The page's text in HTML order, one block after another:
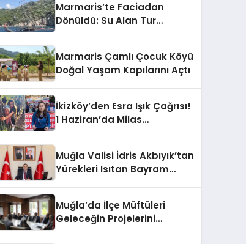
Marmaris’te Faciadan
Dönüldü: Su Alan Tur
Marmaris Çamlı Çocuk Köyü
Doğal Yaşam Kapılarını Açtı
İkizköy’den Esra Işık Çağrısı!
1 Haziran’da Milas
Muğla Valisi İdris Akbıyık’tan
Yürekleri Isıtan Bayram
Muğla’da İlçe Müftüleri
Geleceğin Projelerini